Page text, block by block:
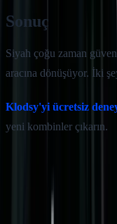
Sonuç
Siyah çoğu zaman
aracına dönüşüyor. İki
Klodsy'yi ücretsiz
yeni kombinler çıkarın.
Bu yazıyı paylaş